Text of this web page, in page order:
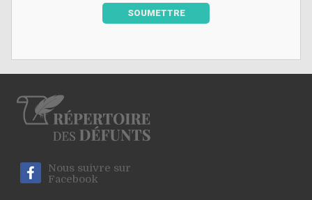
SOUMETTRE
Nous suivre sur
Facebook